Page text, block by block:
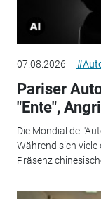
07.08.2026
Pariser
"Ente",
Die Mondial de
Während sich
Präsenz